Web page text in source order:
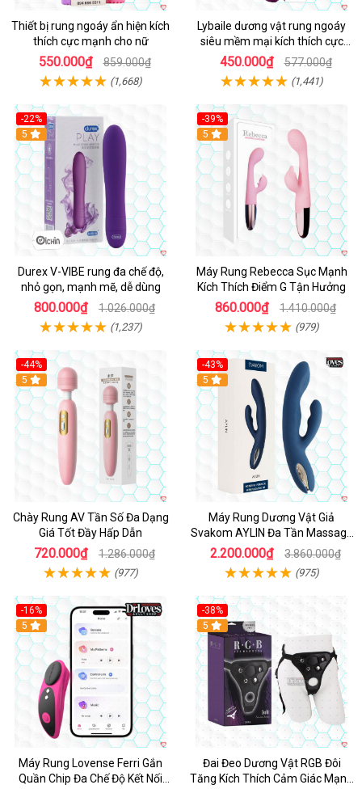
Thiết bị rung ngoáy ẩn hiện kích
thích cực mạnh cho nữ
550.000₫ 859.000₫
(1,668)
Lybaile dương vật rung ngoáy
siêu mềm mại kích thích cực
mạnh
450.000₫ 577.000₫
(1,441)
-22%
Hot
5
Durex V-VIBE rung đa chế độ,
nhỏ gọn, mạnh mẽ, dễ dùng
800.000₫ 1.026.000₫
(1,237)
-39%
Hot
5
Máy Rung Rebecca Sục Mạnh
Kích Thích Điểm G Tận Hưởng
860.000₫ 1.410.000₫
(979)
-44%
Hot
5
Chày Rung AV Tần Số Đa Dạng
Giá Tốt Đầy Hấp Dẫn
720.000₫ 1.286.000₫
(977)
-43%
Hot
5
Máy Rung Dương Vật Giả
Svakom AYLIN Đa Tần Massage
Sướng
2.200.000₫ 3.860.000₫
(975)
-16%
Hot
5
Máy Rung Lovense Ferri Gắn
Quần Chip Đa Chế Độ Kết Nối
-38%
Hot
5
Đai Đeo Dương Vật RGB Đôi
Tăng Kích Thích Cảm Giác Mạnh